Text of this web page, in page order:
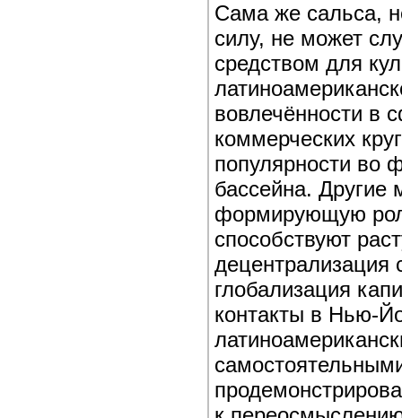
Сама же сальса,
силу, не может
средством для
вовлечённости в
коммерческих
популярности во
бассейна. Другие
формирующую
способствуют
децентрализация
глобализация
контакты в Нью-